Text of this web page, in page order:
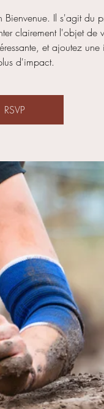
Il s'agit du
clairement l'objet de
et ajoutez
d'impact.
RSVP